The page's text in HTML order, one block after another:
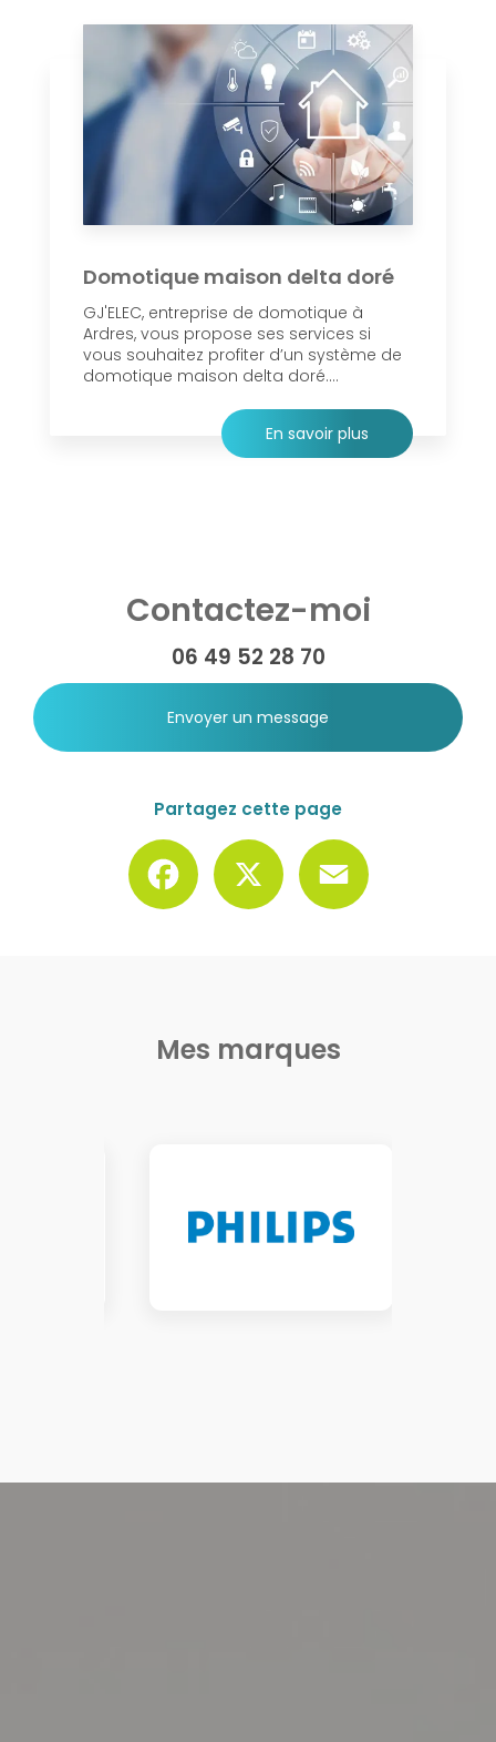
Domotique maison delta doré
GJ'ELEC, entreprise de domotique à
Ardres, vous propose ses services si
vous souhaitez profiter d’un système de
domotique maison delta doré....
En savoir plus
Contactez-moi
06 49 52 28 70
Envoyer un message
Partagez cette page
Facebook
Mes marques